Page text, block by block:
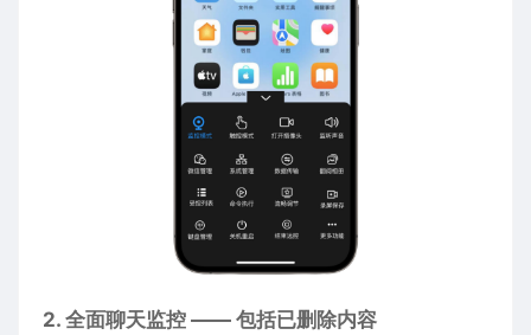
2. 全面聊天监控 —— 包括已删除内容